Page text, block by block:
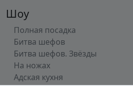
Шоу
Полная посадка
Битва шефов
Битва шефов. Звёзды
На ножах
Адская кухня